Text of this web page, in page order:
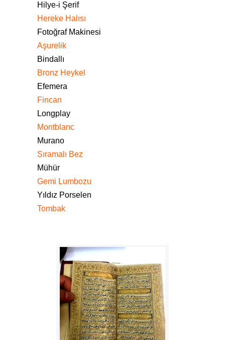
Hilye-i Şerif
Hereke Halısı
Fotoğraf Makinesi
Aşurelik
Bindallı
Bronz Heykel
Efemera
Fincan
Longplay
Montblanc
Murano
Sıramalı Bez
Mühür
Gemi Lumbozu
Yıldız Porselen
Tombak